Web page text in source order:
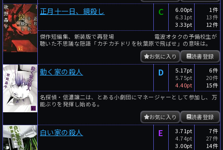
正月十一日、鏡殺し C
6.00pt
6.31pt
3.33pt
1件
13件
12件
傑作短編集、新装版で再登場 電波オタクの予備校生が
聴いた不思議な隠語「カチカチドリを秋葉原で飛ばせ」の意味は。
読書登録
お気に入り
動く家の殺人 D
5.17pt
5.75pt
4.40pt
6件
20件
15件
名探偵・信濃譲二は、とある小劇団にマネージャーとして参加し、万
能ぶりを発揮し始める。
読書登録
お気に入り
白い家の殺人 E
3.71pt
4.74pt
3.00pt
7件
27件
14件